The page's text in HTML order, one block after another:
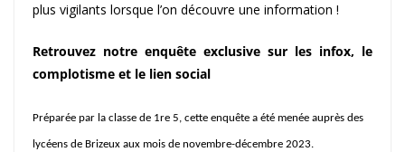
plus vigilants lorsque l’on découvre une information !
Retrouvez notre enquête exclusive sur les infox, le
complotisme et le lien social
Préparée par la classe de 1re 5, cette enquête a été menée auprès des
lycéens de Brizeux aux mois de novembre-décembre 2023.